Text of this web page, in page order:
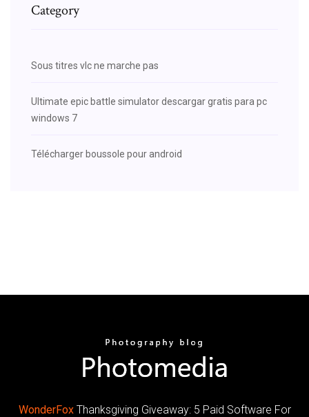
Category
Sous titres vlc ne marche pas
Ultimate epic battle simulator descargar gratis para pc
windows 7
Télécharger boussole pour android
WonderFoxThanksgiving Giveaway: 5 Paid Software For